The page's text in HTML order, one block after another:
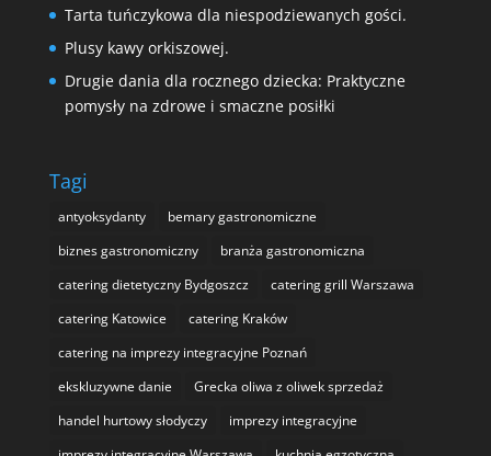
Tarta tuńczykowa dla niespodziewanych gości.
Plusy kawy orkiszowej.
Drugie dania dla rocznego dziecka: Praktyczne
pomysły na zdrowe i smaczne posiłki
Tagi
antyoksydanty
bemary gastronomiczne
biznes gastronomiczny
branża gastronomiczna
catering dietetyczny Bydgoszcz
catering grill Warszawa
catering Katowice
catering Kraków
catering na imprezy integracyjne Poznań
ekskluzywne danie
Grecka oliwa z oliwek sprzedaż
handel hurtowy słodyczy
imprezy integracyjne